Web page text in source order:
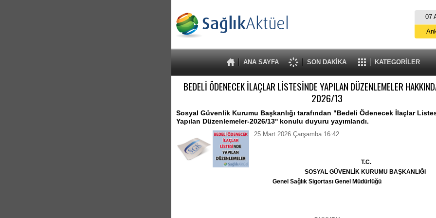
07
ANA SAYFA SON DAKİKA KATEGORİLER
BEDELİ ÖDENECEK İLAÇLAR LİSTESİNDE YAPILAN DÜZENLEMELER
2026/13
Sosyal Güvenlik Kurumu Başkanlığı tarafından "Bedeli Ödenecek İlaçlar
Yapılan Düzenlemeler-2026/13'' konulu duyuru yayımlandı.
25 Mart 2026 Çarşamba 16:42
T.C.
SOSYAL GÜVENLİK KURUMU BAŞKANLIĞI
Genel Sağlık Sigortası Genel Müdürlüğü